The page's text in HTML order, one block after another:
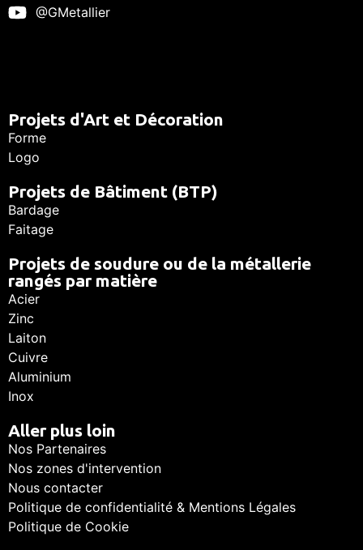
@GMetallier
Projets d'Art et Décoration
Forme
Logo
Projets de Bâtiment (BTP)
Bardage
Faitage
Projets de soudure ou de la métallerie
rangés par matière
Acier
Zinc
Laiton
Cuivre
Aluminium
Inox
Aller plus loin
Nos Partenaires
Nos zones d'intervention
Nous contacter
Politique de confidentialité & Mentions Légales
Politique de Cookie